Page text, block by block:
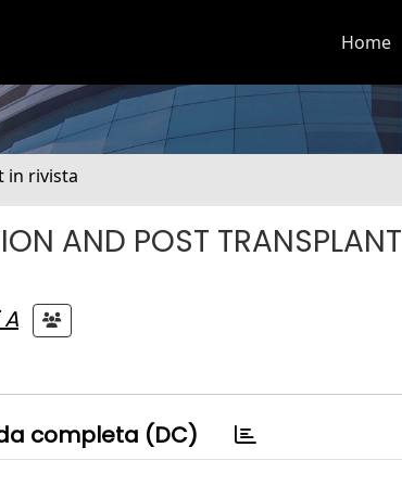
Home
in rivista
AND POST TRANSPLANT
completa (DC)